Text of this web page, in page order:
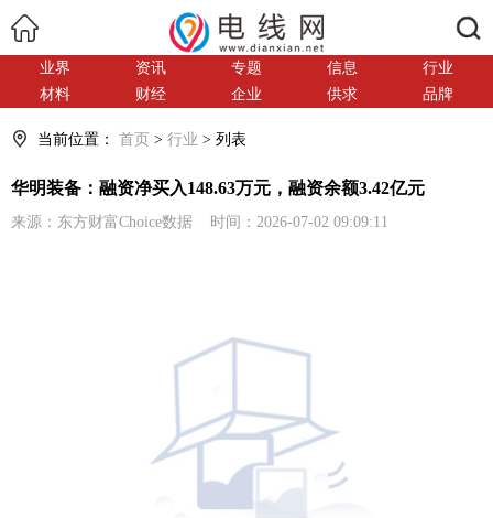
业界 资讯 专题 信息
行业
材料
财经 企业 供求 品牌
当前位置： 首页 > 行业 > 列表
华明装备：融资净买入148.63万元，融资余额3.42亿元
来源：东方财富Choice数据 时间：2026-07-02 09:09:11